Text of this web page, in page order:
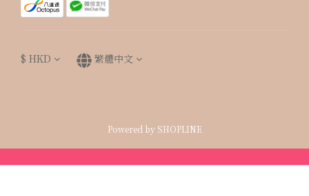
$ HKD 繁體中文
Powered by SHOPLINE